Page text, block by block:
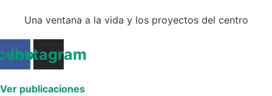
Una ventana a la vida y los proyectos del centro
Instagram
Ver publicaciones